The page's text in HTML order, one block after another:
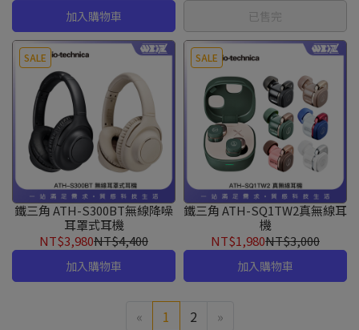
加入購物車 已售完
SALE
鐵三角 ATH-S300BT無線降噪
耳罩式耳機
NT$3,980NT$4,400
加入購物車
SALE
鐵三角 ATH-SQ1TW2真無線耳
機
NT$1,980NT$3,000
加入購物車
« 1 2 »